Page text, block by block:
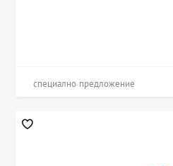
специално предложение